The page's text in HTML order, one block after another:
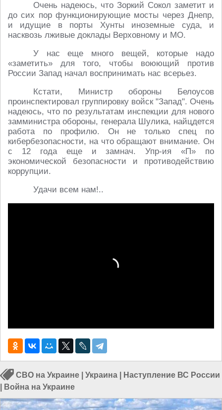
Очень надеюсь, что Зоркий Сокол заметит и
до сих пор функционирующие мосты через Днепр,
и идущие в порты Хунты иноземные суда, и
насквозь лживые доклады Верховному и МО.
У нас еще много вещей, которые надо
«заметить» для того, чтобы воюющий против
России Запад начал воспринимать нас всерьез.
Кстати, Министр обороны Белоусов
проинспектировал группировку войск "Запад". Очень
надеюсь, что по результатам инспекции для нового
замминистра обороны, генерала Шулика, найцдется
работа по профилю. Он не только спец по
кибербезопасности, на что обращают внимание. Он
с 12 года еще и замнач. Упр-ия «П» по
экономической безопасности и противодействию
коррупции.
Удачи всем нам!..
СВО на Украине Украина
Наступление ВС России
Война на Украине